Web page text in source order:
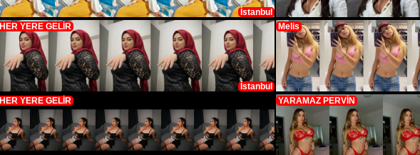
İstanbul
HER YERE GELİR
İstanbul
Melis
HER YERE GELİR
YARAMAZ PERVİN